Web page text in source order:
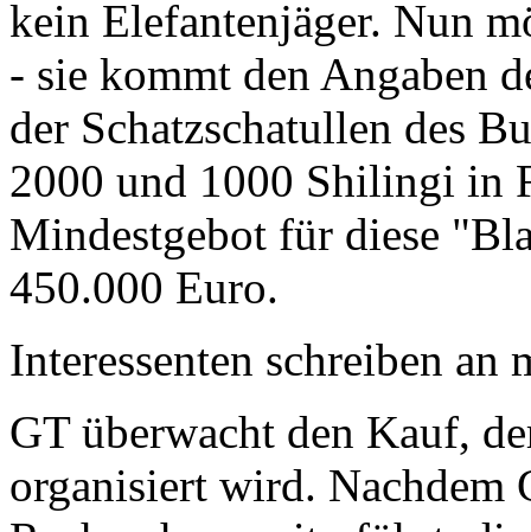
kein Elefantenjäger. Nun
- sie kommt den Angaben
der Schatzschatullen des
2000 und 1000 Shilingi in
Mindestgebot für diese
450.000 Euro.
Interessenten schreiben
GT überwacht den Kauf,
organisiert wird. Nachdem